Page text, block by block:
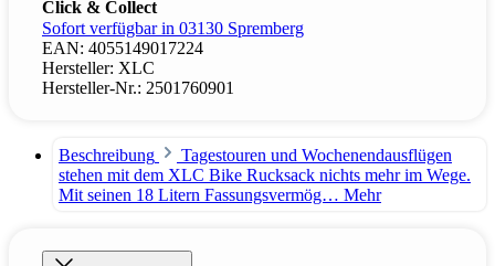
Click & Collect
Sofort verfügbar in 03130 Spremberg
EAN: 4055149017224
Hersteller: XLC
Hersteller-Nr.: 2501760901
Beschreibung
Tagestouren und Wochenendausflügen
stehen mit dem XLC Bike Rucksack nichts mehr im Wege.
Mit seinen 18 Litern Fassungsvermög… Mehr